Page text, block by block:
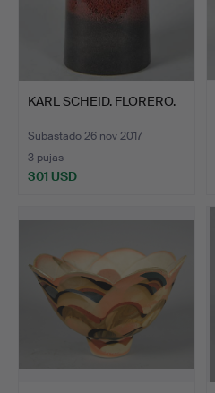
KARL SCHEID. FLORERO.
Subastado 26 nov 2017
3 pujas
301 USD